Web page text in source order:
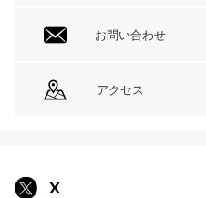
お問い合わせ
アクセス
X